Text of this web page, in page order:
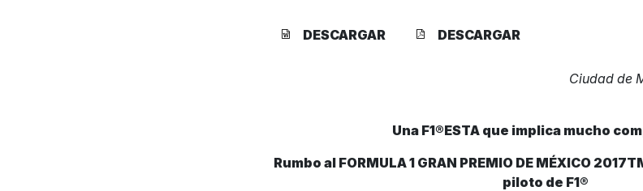
DESCARGAR DESCARGAR
Ciudad de
Una F1®ESTA que implica mucho
Rumbo al FORMULA 1 GRAN PREMIO DE MÉXICO
piloto de F1®